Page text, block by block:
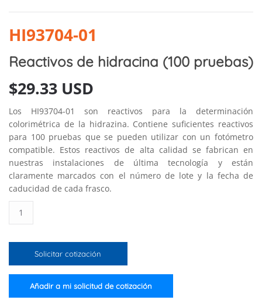
HI93704-01
Reactivos de hidracina (100 pruebas)
$29.33 USD
Los HI93704-01 son reactivos para la determinación
colorimétrica de la hidrazina. Contiene suficientes reactivos
para 100 pruebas que se pueden utilizar con un fotómetro
compatible. Estos reactivos de alta calidad se fabrican en
nuestras instalaciones de última tecnología y están
claramente marcados con el número de lote y la fecha de
caducidad de cada frasco.
(100
pruebas)Solicitar cotización
Añadir a mi solicitud de cotización